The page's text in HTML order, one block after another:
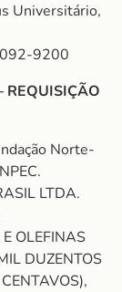
Universitário,
9200
REQUISIÇÃO
Norte-
LTDA.
OLEFINAS
DUZENTOS